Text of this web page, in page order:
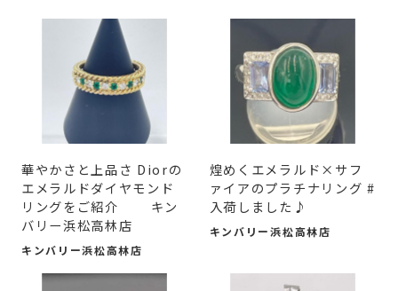
華やかさと上品さ Diorの
エメラルドダイヤモンド
リングをご紹介 キン
バリー浜松高林店
キンバリー浜松高林店
煌めくエメラルド×サフ
ァイアのプラチナリング #
入荷しました♪
キンバリー浜松高林店